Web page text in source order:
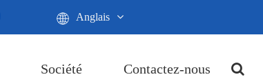
Anglais
Société Contactez-nous